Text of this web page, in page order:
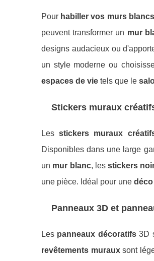
Pour habiller vos murs blancs
peuvent transformer un mur
designs audacieux ou
un style moderne ou
espaces de vie tels que le
Stickers muraux
Lesstickers muraux
Disponibles dans une large
un mur blanc, lesstickers
une pièce. Idéal pour une
Panneaux 3D et
Les panneaux décoratifs3D
revêtements murauxsont